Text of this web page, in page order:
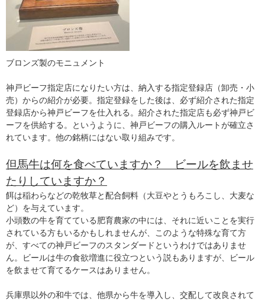
ブロンズ製のモニュメント
神戸ビーフ指定店になりたい方は、納入する指定登録店（卸売・小
売）からの紹介が必要。指定登録をした後は、必ず紹介された指定
登録店から神戸ビーフを仕入れる。紹介された指定店も必ず神戸ビ
ーフを供給する。というように、神戸ビーフの購入ルートが確立さ
れています。他の銘柄にはない取り組みです。
但馬牛は何を食べていますか？ ビールを飲ませ
たりしていますか？
餌は稲わらなどの乾牧草と配合飼料（大豆やとうもろこし、大麦な
ど）を与えています。
小頭数の牛を育てている肥育農家の中には、それに近いことを実行
されている方もいるかもしれませんが、このような特殊な育て方
が、すべての神戸ビーフのスタンダードというわけではありませ
ん。ビールは牛の食欲増進に役立つという説もありますが、ビール
を飲ませて育てるケースはありません。
兵庫県以外の和牛では、他県から牛を導入し、交配して改良されて